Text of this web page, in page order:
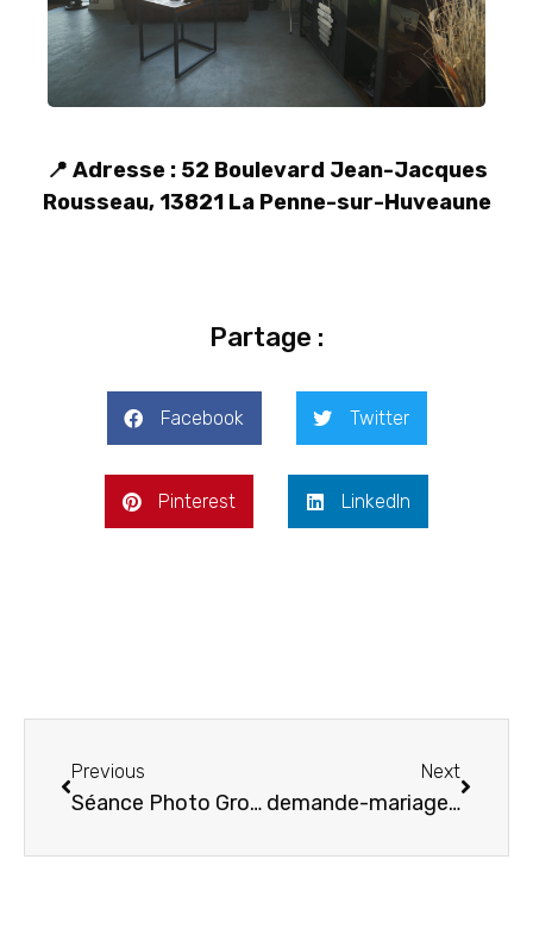
📍 Adresse : 52 Boulevard Jean-Jacques
Rousseau, 13821 La Penne-sur-Huveaune
Partage :
Facebook Twitter
Pinterest LinkedIn
Previous
Séance Photo Grossesse à MandC Studio Photo | Moments Magiques à La Penne-sur-Huveaune
Next
demande-mariage-surprise-la-ciotat